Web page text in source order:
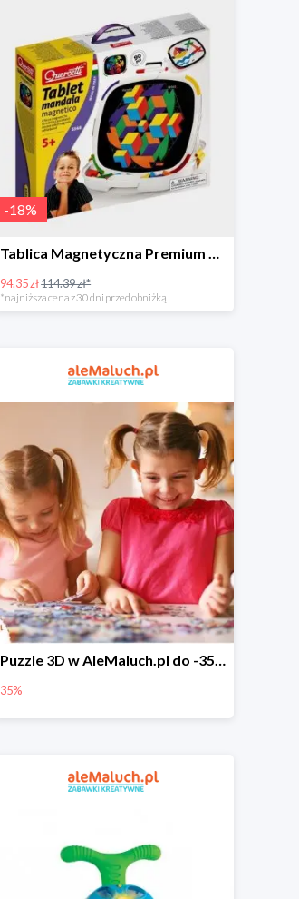
-18%
Tablica Magnetyczna Premium Mandala -18%
94.35 zł114.39 zł*
*najniższa cena z 30 dni przed obniżką
Puzzle 3D w AleMaluch.pl do -35%
35%